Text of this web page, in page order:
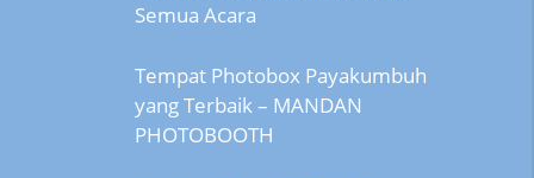
Semua Acara
Tempat Photobox Payakumbuh
yang Terbaik – MANDAN
PHOTOBOOTH